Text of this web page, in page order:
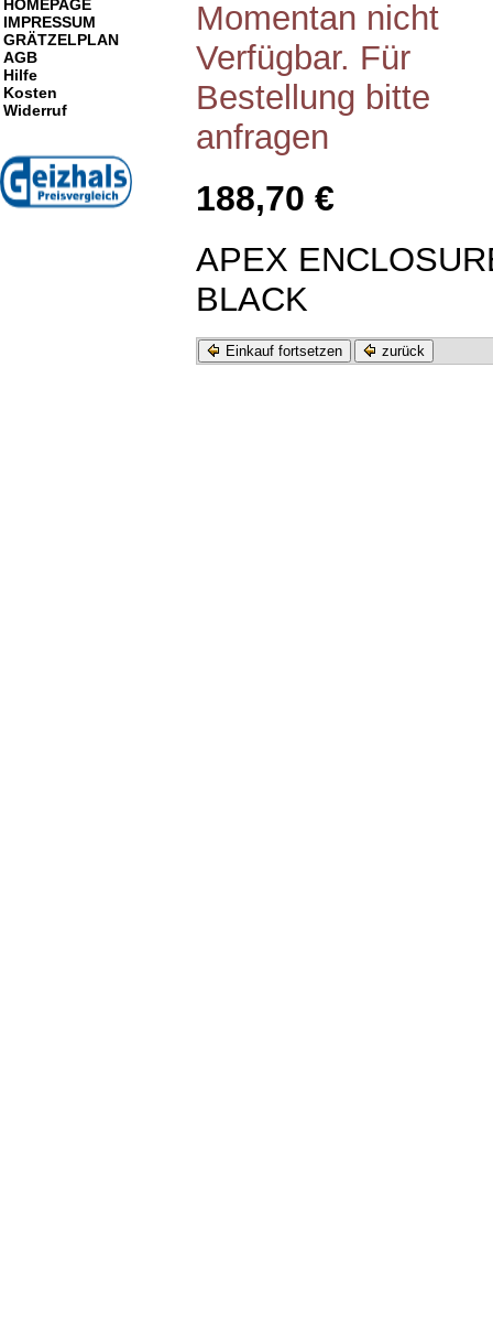
Momentan nicht
Verfügbar. Für
Bestellung bitte
anfragen
188,70 €
APEX
BLACK
Einkauf fortsetzen zurück
HOMEPAGE
IMPRESSUM
GRÄTZELPLAN
AGB
Hilfe
Kosten
Widerruf